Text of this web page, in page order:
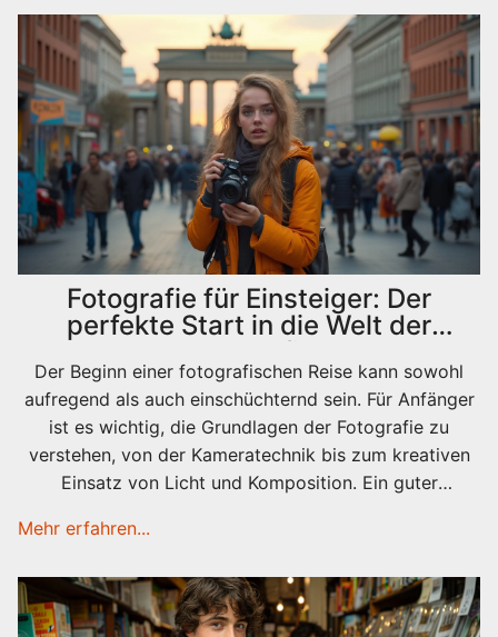
und Experimentierfreude kann jeder eine Leidenschaft
für Fotografie entwickeln.
Fotografie für Einsteiger: Der
perfekte Start in die Welt der
Fotografie
Der Beginn einer fotografischen Reise kann sowohl
aufregend als auch einschüchternd sein. Für Anfänger
ist es wichtig, die Grundlagen der Fotografie zu
verstehen, von der Kameratechnik bis zum kreativen
Einsatz von Licht und Komposition. Ein guter
Ausrüstung sowie das Experimentieren mit
für den Alltag, wie das Lernen durch Praxis und das
Einholen von Feedback, helfen den Einstieg zu
Mehr erfahren...